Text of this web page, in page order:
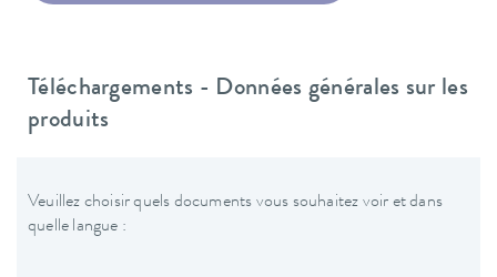
Téléchargements - Données générales sur les
produits
Veuillez choisir quels documents vous souhaitez voir et dans
quelle langue :